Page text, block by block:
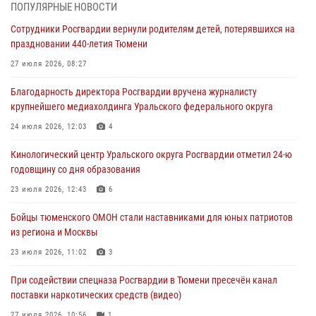
04 августа 2026, 11:07
Спецназ Росгвардии провел комплексную тренировку в полевых
04 августа 2026, 06:28
Тюменские правоохранители провели соревнования по стрельбе
03 августа 2026, 07:35
Росгвардия противодействует БПЛА ВСУ на южном направлении
03 августа 2026, 07:29
ПОПУЛЯРНЫЕ НОВОСТИ
Сотрудники Росгвардии вернули родителям детей, потерявшихся на
праздновании 440-летия Тюмени
27 июля 2026, 08:27
Благодарность директора Росгвардии вручена журналисту
крупнейшего медиахолдинга Уральского федерального округа
24 июля 2026, 12:03 4
Кинологический центр Уральского округа Росгвардии отметил 24-ю
годовщину со дня образования
23 июля 2026, 12:43 6
Бойцы тюменского ОМОН стали наставниками для юных патриотов
из региона и Москвы
23 июля 2026, 11:02 3
При содействии спецназа Росгвардии в Тюмени пресечён канал
поставки наркотических средств (видео)